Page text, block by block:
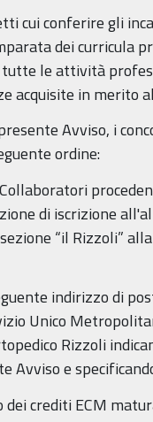
cui conferire gli
dei curricula
le attività
acquisite in merito
Avviso, i
ordine:
di iscrizione
“il Rizzoli”
indirizzo di
Unico
Rizzoli
Avviso e
dei crediti ECM